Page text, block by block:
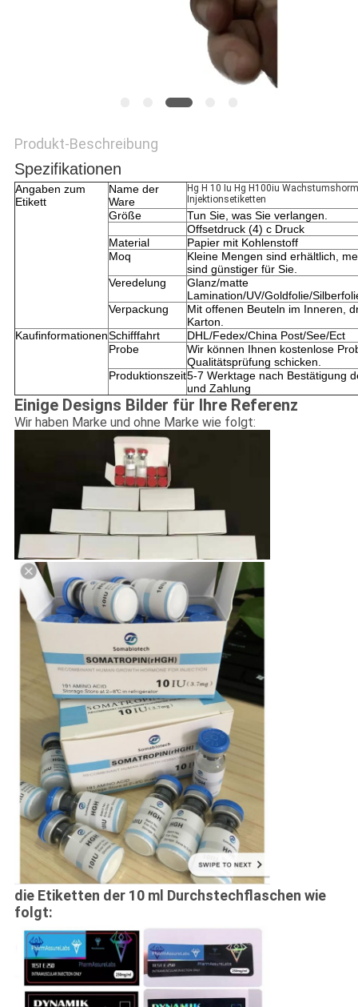
Produkt-Beschreibung
Spezifikationen
Angaben zum
Etikett
Name der
Ware
Hg H 10 Iu Hg H100iu
Injektionsetiketten
Größe
Tun Sie, was Sie verlangen.
Offsetdruck (4) c Druck
Material
Papier mit Kohlenstoff
Moq
Kleine Mengen sind erhältlich,
sind günstiger für Sie.
Veredelung
Glanz/matte
Lamination/UV/Goldfolie/
Verpackung
Mit offenen Beuteln im Inneren,
Karton.
KaufinformationenSchifffahrt
DHL/Fedex/China Post/See/Ect
Probe
Wir können Ihnen kostenlose
Qualitätsprüfung schicken.
Produktionszeit5-7 Werktage nach Bestätigung
und Zahlung
Einige Designs Bilder für Ihre Referenz
Wir haben Marke und ohne Marke wie folgt:
die Etiketten der 10 ml Durchstechflaschen wie
folgt: